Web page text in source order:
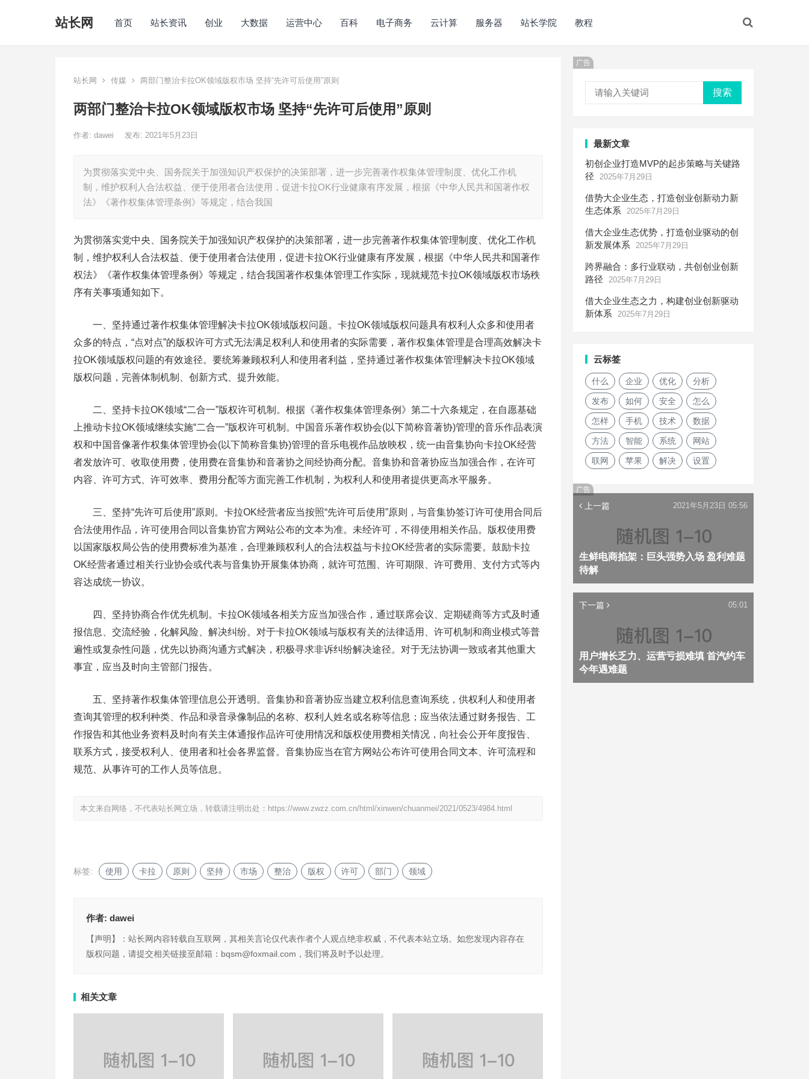
站长网 首页 站长资讯 创业 大数据 运营中心 百科 电子商务 云计算 服务器 站长学院 教程
站长网 传媒 两部门整治卡拉OK领域版权市场 坚持“先许可后使用”原则
两部门整治卡拉OK领域版权市场 坚持“先许可后使用”原则
作者: dawei 发布: 2021年5月23日
为贯彻落实党中央、国务院关于加强知识产权保护的决策部署，进一步完善著作权集体管理制度、优化工作机
制，维护权利人合法权益、便于使用者合法使用，促进卡拉OK行业健康有序发展，根据《中华人民共和国著作权
法》《著作权集体管理条例》等规定，结合我国
为贯彻落实党中央、国务院关于加强知识产权保护的决策部署，进一步完善著作权集体管理制度、优化工作机
制，维护权利人合法权益、便于使用者合法使用，促进卡拉OK行业健康有序发展，根据《中华人民共和国著作
权法》《著作权集体管理条例》等规定，结合我国著作权集体管理工作实际，现就规范卡拉OK领域版权市场秩
序有关事项通知如下。
一、坚持通过著作权集体管理解决卡拉OK领域版权问题。卡拉OK领域版权问题具有权利人众多和使用者
众多的特点，“点对点”的版权许可方式无法满足权利人和使用者的实际需要，著作权集体管理是合理高效解决卡
拉OK领域版权问题的有效途径。要统筹兼顾权利人和使用者利益，坚持通过著作权集体管理解决卡拉OK领域
版权问题，完善体制机制、创新方式、提升效能。
二、坚持卡拉OK领域“二合一”版权许可机制。根据《著作权集体管理条例》第二十六条规定，在自愿基础
上推动卡拉OK领域继续实施“二合一”版权许可机制。中国音乐著作权协会(以下简称音著协)管理的音乐作品表演
权和中国音像著作权集体管理协会(以下简称音集协)管理的音乐电视作品放映权，统一由音集协向卡拉OK经营
者发放许可、收取使用费，使用费在音集协和音著协之间经协商分配。音集协和音著协应当加强合作，在许可
内容、许可方式、许可效率、费用分配等方面完善工作机制，为权利人和使用者提供更高水平服务。
三、坚持“先许可后使用”原则。卡拉OK经营者应当按照“先许可后使用”原则，与音集协签订许可使用合同后
合法使用作品，许可使用合同以音集协官方网站公布的文本为准。未经许可，不得使用相关作品。版权使用费
以国家版权局公告的使用费标准为基准，合理兼顾权利人的合法权益与卡拉OK经营者的实际需要。鼓励卡拉
OK经营者通过相关行业协会或代表与音集协开展集体协商，就许可范围、许可期限、许可费用、支付方式等内
容达成统一协议。
四、坚持协商合作优先机制。卡拉OK领域各相关方应当加强合作，通过联席会议、定期磋商等方式及时通
报信息、交流经验，化解风险、解决纠纷。对于卡拉OK领域与版权有关的法律适用、许可机制和商业模式等普
遍性或复杂性问题，优先以协商沟通方式解决，积极寻求非诉纠纷解决途径。对于无法协调一致或者其他重大
事宜，应当及时向主管部门报告。
五、坚持著作权集体管理信息公开透明。音集协和音著协应当建立权利信息查询系统，供权利人和使用者
查询其管理的权利种类、作品和录音录像制品的名称、权利人姓名或名称等信息；应当依法通过财务报告、工
作报告和其他业务资料及时向有关主体通报作品许可使用情况和版权使用费相关情况，向社会公开年度报告、
联系方式，接受权利人、使用者和社会各界监督。音集协应当在官方网站公布许可使用合同文本、许可流程和
规范、从事许可的工作人员等信息。
本文来自网络，不代表站长网立场，转载请注明出处： https://www.zwzz.com.cn/html/xinwen/chuanmei/2021/0523/4984.html
标签: 使用 卡拉 原则 坚持 市场 整治 版权 许可 部门 领域
作者: dawei
【声明】：站长网内容转载自互联网，其相关言论仅代表作者个人观点绝非权威，不代表本站立场。如您发现内容存在
版权问题，请提交相关链接至邮箱：bqsm@foxmail.com，我们将及时予以处理。
相关文章
广告
搜索
最新文章
初创企业打造MVP的起步策略与关键路
径
2025年7月29日
借势大企业生态，打造创业创新动力新
生态体系
2025年7月29日
借大企业生态优势，打造创业驱动的创
新发展体系
2025年7月29日
跨界融合：多行业联动，共创创业创新
路径
2025年7月29日
借大企业生态之力，构建创业创新驱动
新体系
2025年7月29日
云标签
什么 企业 优化 分析
发布 如何 安全 怎么
怎样 手机 技术 数据
方法 智能 系统 网站
联网 苹果 解决 设置
广告
上一篇
生鲜电商掐架：巨头强势入场 盈利难题
待解
2021年5月23日 05:56
下一篇
用户增长乏力、运营亏损难填 首汽约车
今年遇难题
05:01